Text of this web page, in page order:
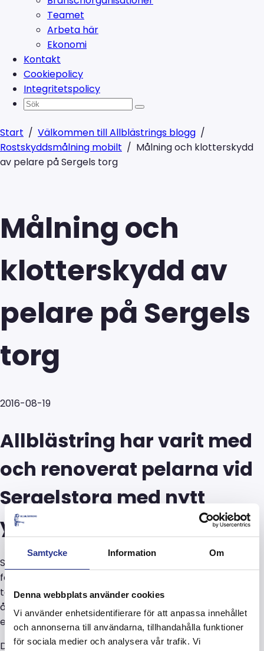
Samtycke Information Om
Denna webbplats använder cookies
Vi använder enhetsidentifierare för att anpassa innehållet
och annonserna till användarna, tillhandahålla funktioner
för sociala medier och analysera vår trafik. Vi
Teamet
Arbeta här
Ekonomi
Kontakt
Cookiepolicy
Integritetspolicy
Start / Välkommen till Allblästrings blogg /
Rostskyddsmålning mobilt / Målning och klotterskydd
av pelare på Sergels torg
Målning och
klotterskydd av
pelare på Sergels
torg
2016-08-19
Allblästring har varit med
och renoverat pelarna vid
Sergelstorg med nytt
ytskikt samt klotterskydd.
Sergelstorg ligger mitt i centrala Stockholm och kallas i
folkmun ”Plattan”. Pelarna på torgets nedre del är
temporära och kommer endast att finnas kvar i några
år. Men på en så välbesökt plats som Sergels torg är
estetiken mycket viktig.
Därför har man nu valt att snygga till och förbättra